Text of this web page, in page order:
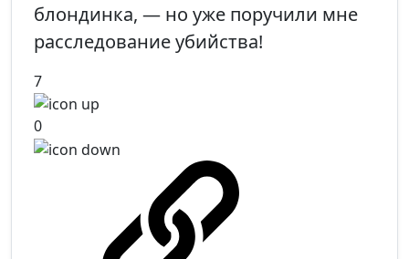
блондинка, — но уже поручили мне
расследование убийства!
7
0